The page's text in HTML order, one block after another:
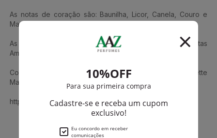
As notas de coração são: Baunilha, Licor, Canela, Couro e
Maçã.
As notas de fundo são: Mirra, Açúcar, Cedro, Notas
Amadeiradas, Cashmeran e Patchouli.
Conheça também Black Xs De Paco Rabanne Eau De Toilette
Masculino
https://www.aazperfumes.com.br/Paco-Rabanne